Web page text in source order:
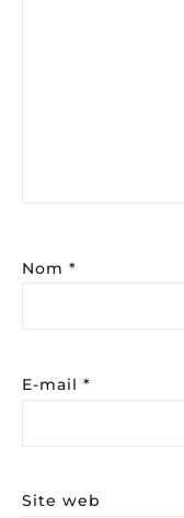
Nom *
E-mail *
Site web